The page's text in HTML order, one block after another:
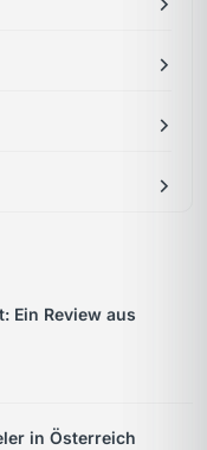
Ein Review aus
in Österreich